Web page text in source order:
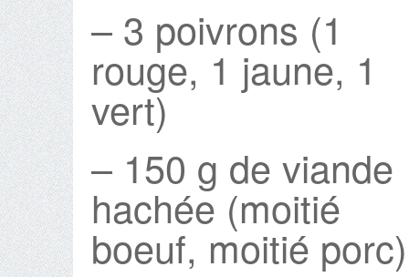
– 3 poivrons (1
rouge, 1 jaune, 1
vert)
– 150 g de viande
hachée (moitié
boeuf, moitié porc)